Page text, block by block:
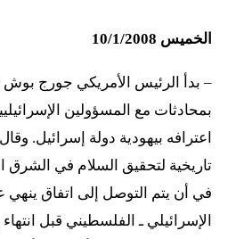
الخميس 10/1/2008
– بدأ الرئيس الأمريكي جورج
بمحادثات مع المسؤولين
اعترافه بيهودية دولة إسرائيل.
تاريخية لتحقيق السلام في الشرق
في أن يتم التوصل إلى اتفاق ينهي
الإسرائيلي ـ الفلسطيني قبل